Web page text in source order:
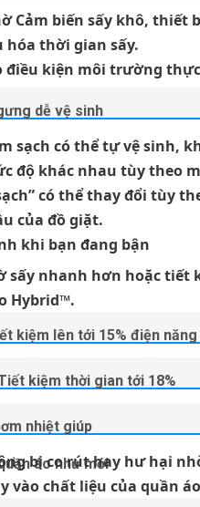
Cảm biến sấy khô, thiết
hóa thời gian sấy.
điều kiện môi trường
dễ vệ sinh
sạch có thể tự vệ sinh,
độ khác nhau tùy theo
có thể thay đổi tùy
của đồ giặt.
khi bạn đang bận
nhanh hơn hoặc tiết
Hybrid™.
kiệm lên tới 15% điện năng
kiệm thời gian tới 18%
nhiệt giúp
áo như mới
bị co rút hay hư hại
vào chất liệu của quần